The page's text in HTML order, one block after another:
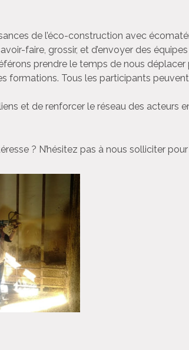
de l’éco-construction avec
faire, grossir, et d’envoyer des
prendre le temps de nous
formations. Tous les participants
et de renforcer le réseau des acteurs
? N’hésitez pas à nous solliciter